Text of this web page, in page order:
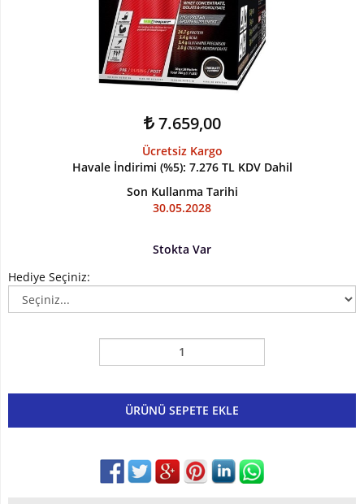
Atıştırmalıklar
Kampanyalar
7.659,00
Ücretsiz Kargo
Havale İndirimi (%5): 7.276 TL KDV Dahil
Son Kullanma Tarihi
30.05.2028
Stokta Var
Hediye Seçiniz:
ÜRÜNÜ SEPETE EKLE